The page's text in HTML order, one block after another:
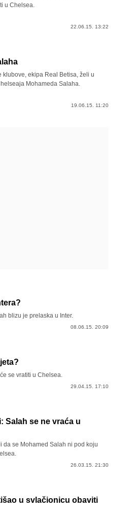
u Chelsea.
22.06.15. 13:22
ekipa Real Betisa, želi u
Mohameda Salaha.
19.06.15. 11:20
blizu je prelaska u Inter.
08.06.15. 20:09
se vratiti u Chelsea.
29.04.15. 17:10
Salah se ne vraća u
da se Mohamed Salah ni pod koju
26.03.15. 21:30
u svlačionicu obaviti